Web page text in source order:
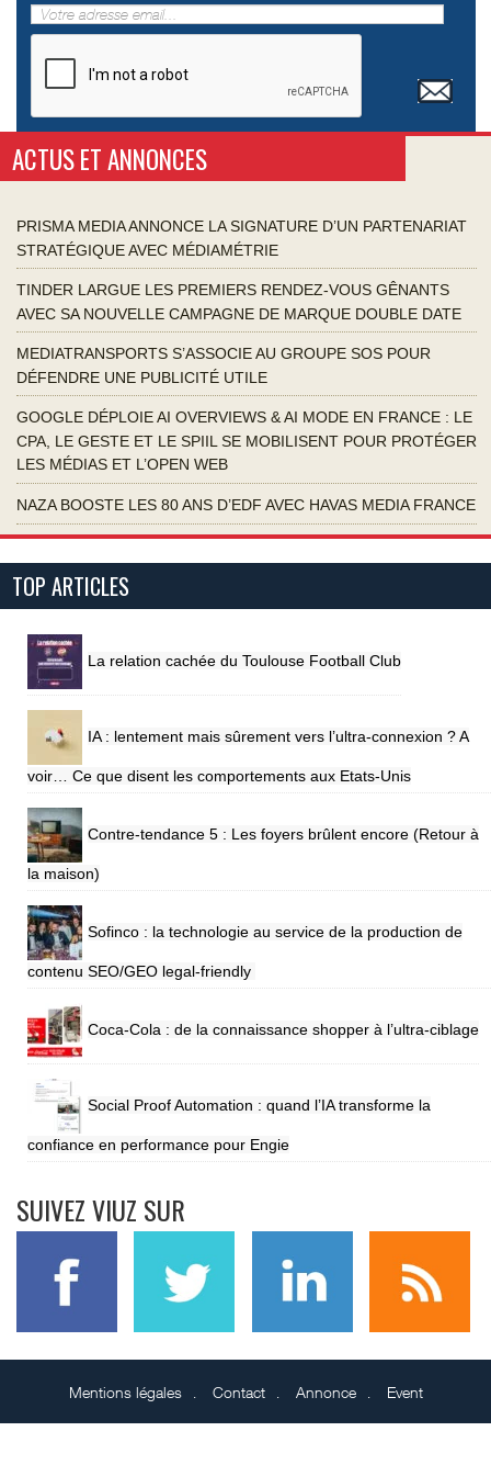
ACTUS ET ANNONCES
PRISMA MEDIA ANNONCE LA SIGNATURE D’UN PARTENARIAT
STRATÉGIQUE AVEC MÉDIAMÉTRIE
TINDER LARGUE LES PREMIERS RENDEZ-VOUS GÊNANTS
AVEC SA NOUVELLE CAMPAGNE DE MARQUE DOUBLE DATE
MEDIATRANSPORTS S’ASSOCIE AU GROUPE SOS POUR
DÉFENDRE UNE PUBLICITÉ UTILE
GOOGLE DÉPLOIE AI OVERVIEWS & AI MODE EN FRANCE : LE
CPA, LE GESTE ET LE SPIIL SE MOBILISENT POUR PROTÉGER
LES MÉDIAS ET L’OPEN WEB
NAZA BOOSTE LES 80 ANS D’EDF AVEC HAVAS MEDIA FRANCE
TOP ARTICLES
La relation cachée du Toulouse Football Club
IA : lentement mais sûrement vers l’ultra-connexion ? A
voir… Ce que disent les comportements aux Etats-Unis
Contre-tendance 5 : Les foyers brûlent encore (Retour à
la maison)
Sofinco : la technologie au service de la production de
contenu SEO/GEO legal-friendly
Coca-Cola : de la connaissance shopper à l’ultra-ciblage
Social Proof Automation : quand l’IA transforme la
confiance en performance pour Engie
SUIVEZ VIUZ SUR
Mentions légales Contact Annonce Event